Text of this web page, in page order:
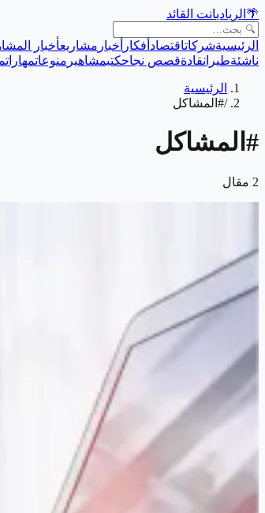
🌴 الرياديانت القائد
الرئيسيةشركاتاقتصاد أفكار أخبار مشاريعأخبار
ناشئةطيرانقادةقصص نجاحكتبمشاهير منوعاتمهارات
الرئيسية
/#المشاكل
# المشاكل
2 مقال